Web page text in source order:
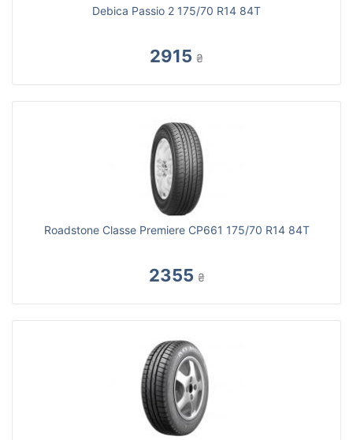
Debica Passio 2 175/70 R14 84T
2915 ₴
Roadstone Classe Premiere CP661 175/70 R14 84T
2355 ₴